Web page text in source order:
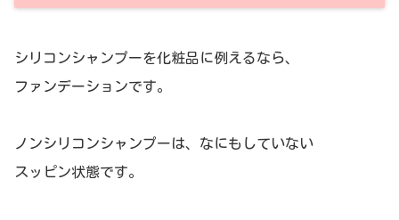
シリコンシャンプーを化粧品に例えるなら、
ファンデーションです。
ノンシリコンシャンプーは、なにもしていない
スッピン状態です。